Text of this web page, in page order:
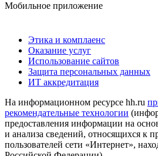
Мобильное приложение
Этика и комплаенс
Оказание услуг
Использование сайтов
Защита персональных данных
ИТ аккредитация
На информационном ресурсе hh.ru
рекомендательные технологии
предоставления информации на
и анализа сведений, относящихся к
пользователей сети «Интернет»,